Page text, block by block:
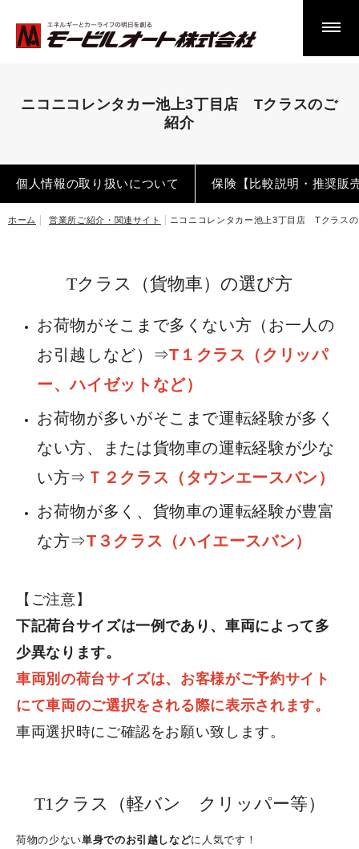
ニコニコレンタカー池上3丁目店 Tクラスのご
紹介
個人情報の取り扱いについて 保険【比較説明・推奨販
ホーム 営業所ご紹介・関連サイト ニコニコレンタカー池上3丁目店 Tクラス
法人リースメンテナンスのお客様へ
モービルオートの車検について
車検のご案内はこちらから
横浜工場 車検のご案内
廃車・中古車買取
福祉車両のレンタル
キャンピングカーのレンタル
ガソリンスタンド
SDGs達成に向けた当社の取り組み
採用情報
【正社員】自動車整備士（新卒・未経験）
【正社員】鈑金工（中途・経験者）
【アルバイト】 東神奈川 ガソリンスタンドスタッフ
営業所ご紹介・関連サイト
個人情報の取り扱いについて
保険【比較説明・推奨販売方針について】
夏季における休業期間について
Tクラス（貨物車）の選び方
お荷物がそこまで多くない方（お一人の
お引越しなど）⇒T１クラス（クリッパ
ー、ハイゼットなど）
お荷物が多いがそこまで運転経験が多く
ない方、または貨物車の運転経験が少な
い方⇒ Ｔ２クラス（タウンエースバン）
お荷物が多く、貨物車の運転経験が豊富
な方⇒T３クラス（ハイエースバン）
【ご注意】
下記荷台サイズは一例であり、車両によって多
少異なります。
車両別の荷台サイズは、お客様がご予約サイト
にて車両のご選択をされる際に表示されます。
車両選択時にご確認をお願い致します。
T1クラス（軽バン クリッパー等）
荷物の少ない単身でのお引越しなどに人気です！